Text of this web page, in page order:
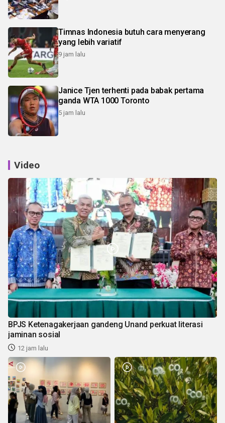
Timnas Indonesia butuh cara menyerang
yang lebih variatif
9 jam lalu
Janice Tjen terhenti pada babak pertama
ganda WTA 1000 Toronto
5 jam lalu
Video
BPJS Ketenagakerjaan gandeng Unand perkuat literasi
jaminan sosial
12 jam lalu